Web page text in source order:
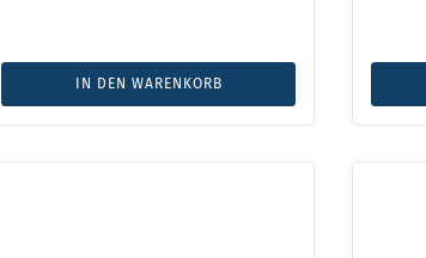
IN DEN WARENKORB